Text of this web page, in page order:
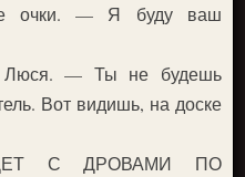
очки. — Я буду ваш
— Ты не будешь
Вот видишь, на доске
С ДРОВАМИ ПО